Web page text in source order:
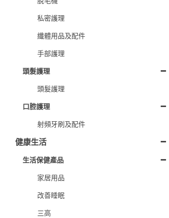
私密護理
纖體用品及配件
手部護理
頭髮護理
頭髮護理
口腔護理
射頻牙刷及配件
健康生活
生活保健產品
家居用品
改善睡眠
三高